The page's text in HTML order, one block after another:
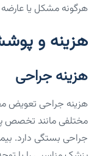
هرگونه مشکل یا
هزینه و
هزینه جراحی
هزینه جراحی تعویض
مختلفی مانند تخصص
جراحی بستگی دارد.